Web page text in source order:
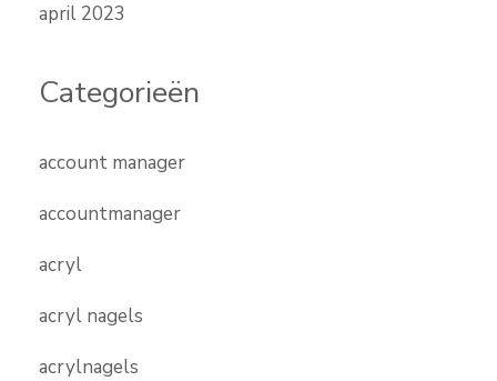
april 2023
Categorieën
account manager
accountmanager
acryl
acryl nagels
acrylnagels